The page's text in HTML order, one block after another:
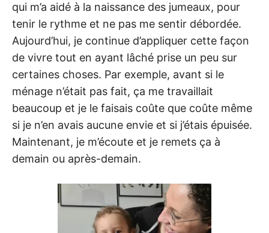
qui m’a aidé à la naissance des jumeaux, pour
tenir le rythme et ne pas me sentir débordée.
Aujourd’hui, je continue d’appliquer cette façon
de vivre tout en ayant lâché prise un peu sur
certaines choses. Par exemple, avant si le
ménage n’était pas fait, ça me travaillait
beaucoup et je le faisais coûte que coûte même
si je n’en avais aucune envie et si j’étais épuisée.
Maintenant, je m’écoute et je remets ça à
demain ou après-demain.